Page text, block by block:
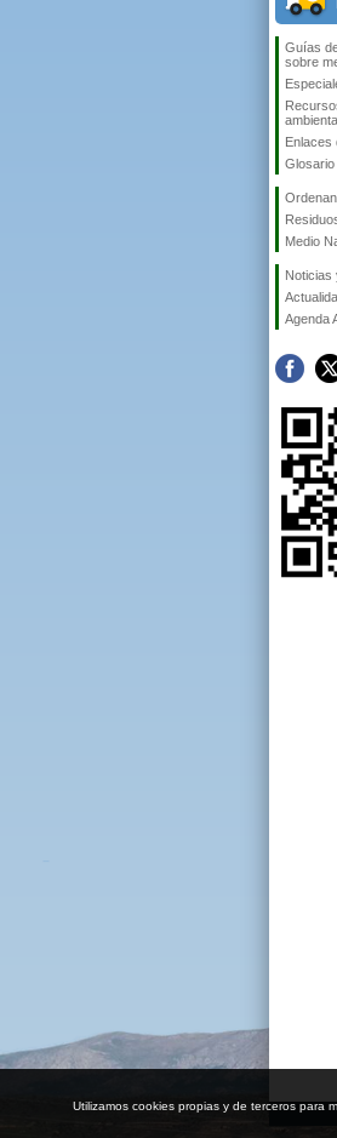
Guías
sobre
Enlaces
Glosario
Medio
Noticias
Agenda
Utilizamos cookies propias y de terceros para